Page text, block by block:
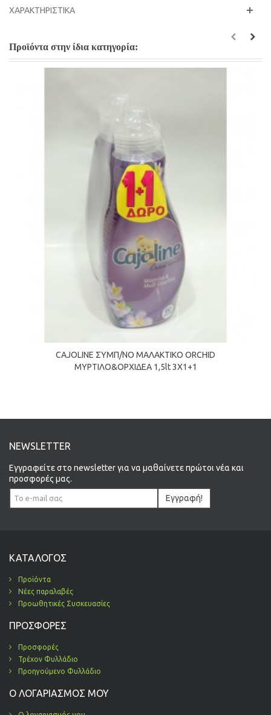
ΧΑΡΑΚΤΗΡΙΣΤΙΚΆ
Προϊόντα στην ίδια κατηγορία:
CAJOLINE ΣΥΜΠ/ΝΟ ΜΑΛΑΚΤΙΚΟ ORCHID
ΜΥΡΤΙΛΟ&ΟΡΧΙΔΕΑ 1,5lt 3Χ1+1
NEWSLETTER
Εγγραφείτε στο newsletter για να μαθαίνετε πρώτοι νέα και
προσφορές μας.
Εγγραφή!
ΚΑΤΆΛΟΓΟΣ
Προϊόντα
Νέες παραλαβές
Προωθητικές Συσκευασίες
ΠΡΟΣΦΟΡΈΣ
Προσφορές
Τρέχον Φυλλάδιο
Προηγούμενο Φυλλάδιο
Ο ΛΟΓΑΡΙΑΣΜΌΣ ΜΟΥ